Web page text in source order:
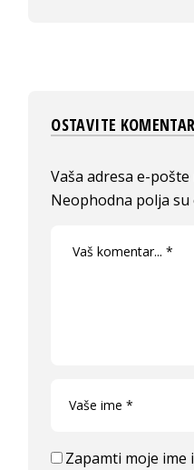
OSTAVITE KOMENTAR
Vaša adresa e-
Neophodna polja
Zapamti moje ime